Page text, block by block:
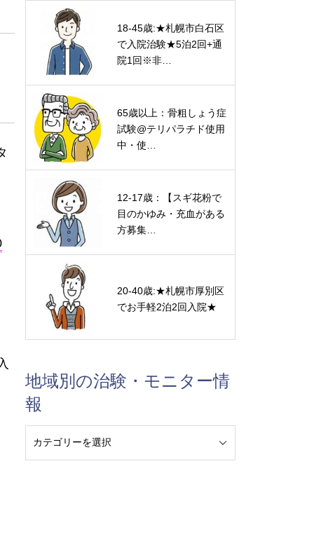
18-45歳:★札幌市白石区
で入院治験★5泊2回+通
院1回※非…
65歳以上：骨粗しょう症
試験@テリパラチド使用
中・使…
12-17歳：【スギ花粉で
目のかゆみ・充血がある
方募集…
20-40歳:★札幌市厚別区
でお手軽2泊2回入院★
地域別の治験・モニター情
報